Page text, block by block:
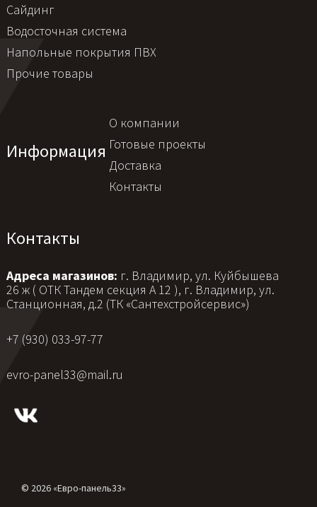
Сайдинг
Водосточная система
Напольные покрытия ПВХ
Прочие товары
Информация
О компании
Готовые проекты
Доставка
Контакты
Контакты
Адреса магазинов: г. Владимир, ул. Куйбышева
26 ж ( ОТК Тандем секция А 12 ), г. Владимир, ул.
Станционная, д.2 (ТК «Сантехстройсервис»)
+7 (930) 033-97-77
evro-panel33@mail.ru
© 2026 «Евро-панель33»